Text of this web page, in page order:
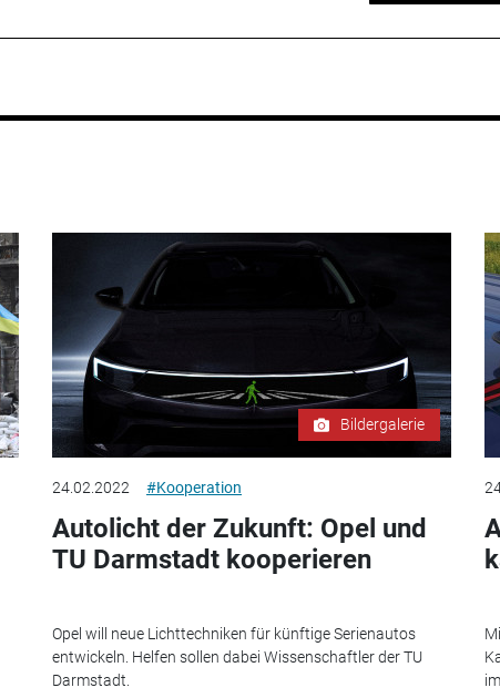
Bildergalerie
24.02.2022 #Kooperation
Autolicht der Zukunft: Opel und
TU Darmstadt kooperieren
Opel will neue Lichttechniken für künftige Serienautos
entwickeln. Helfen sollen dabei Wissenschaftler der TU
Darmstadt.